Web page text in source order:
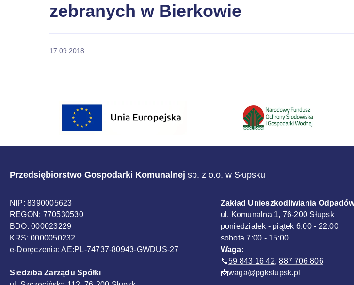
zebranych w Bierkowie
17.09.2018
Przedsiębiorstwo Gospodarki Komunalnej sp. z o.o. w Słupsku
NIP: 8390005623
REGON: 770530530
BDO: 000023229
KRS: 0000050232
e-Doręczenia: AE:PL-74737-80943-GWDUS-27
Siedziba Zarządu Spółki
Zakład Unieszkodliwiania
ul. Komunalna 1, 76-200 Słupsk
poniedziałek - piątek 6:00 - 22:00
sobota 7:00 - 15:00
Waga:
📞59 843 16 42,887 706 806
📩waga@pgkslupsk.pl
Sponsorzy